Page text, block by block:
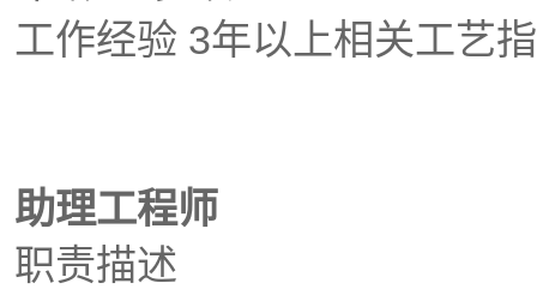
工作经验 3年以上相关工艺
助理工程师
职责描述